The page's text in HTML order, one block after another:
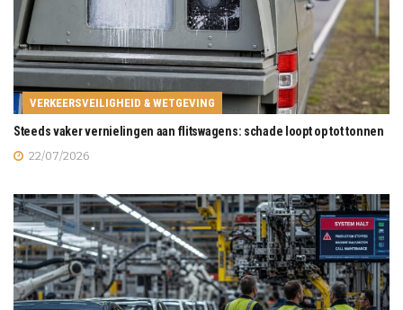
VERKEERSVEILIGHEID & WETGEVING
Steeds vaker vernielingen aan flitswagens: schade loopt op tot tonnen
22/07/2026